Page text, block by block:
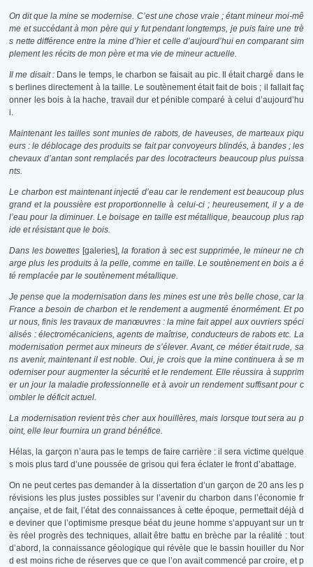
On dit que la mine se modernise. C’est une chose vraie ; étant mineur moi-mê
me et succédant à mon père qui y fut pendant longtemps, je puis faire une trè
s nette différence entre la mine d’hier et celle d’aujourd’hui en comparant sim
plement les récits de mon père et ma vie de mineur actuelle.
Il me disait : Dans le temps, le charbon se faisait au pic. Il était chargé dans le
s berlines directement à la taille. Le soutènement était fait de bois ; il fallait faç
onner les bois à la hache, travail dur et pénible comparé à celui d’aujourd’hu
i.
Maintenant les tailles sont munies de rabots, de haveuses, de marteaux piqu
eurs : le déblocage des produits se fait par convoyeurs blindés, à bandes ; les
chevaux d’antan sont remplacés par des locotracteurs beaucoup plus puissa
nts.
Le charbon est maintenant injecté d’eau car le rendement est beaucoup plus
grand et la poussière est proportionnelle à celui-ci ; heureusement, il y a de
l’eau pour la diminuer. Le boisage en taille est métallique, beaucoup plus rap
ide et résistant que le bois.
Dans les bowettes [galeries],la foration à sec est supprimée, le mineur ne ch
arge plus les produits à la pelle, comme en taille. Le soutènement en bois a é
té remplacée par le soutènement métallique.
Je pense que la modernisation dans les mines est une très belle chose, car la
France a besoin de charbon et le rendement a augmenté énormément. Et po
ur nous, finis les travaux de manœuvres : la mine fait appel aux ouvriers spéci
alisés : électromécaniciens, agents de maîtrise, conducteurs de rabots etc. La
modernisation permet aux mineurs de s’élever. Avant, ce métier était rude, sa
ns avenir, maintenant il est noble. Oui, je crois que la mine continuera à se m
oderniser pour augmenter la sécurité et le rendement. Elle réussira à supprim
er un jour la maladie professionnelle et à avoir un rendement suffisant pour c
ombler le déficit actuel.
La modernisation revient très cher aux houillères, mais lorsque tout sera au p
oint, elle leur fournira un grand bénéfice.
Hélas, la garçon n’aura pas le temps de faire carrière : il sera victime quelque
s mois plus tard d’une poussée de grisou qui fera éclater le front d’abattage.
On ne peut certes pas demander à la dissertation d’un garçon de 20 ans les p
révisions les plus justes possibles sur l’avenir du charbon dans l’économie fr
ançaise, et de fait, l’état des connaissances à cette époque, permettait déjà d
e deviner que l’optimisme presque béat du jeune homme s’appuyant sur un tr
ès réel progrès des techniques, allait être battu en brèche par la réalité : tout
d’abord, la connaissance géologique qui révèle que le bassin houiller du Nor
d est moins riche de réserves que ce que l’on avait commencé par croire, et p